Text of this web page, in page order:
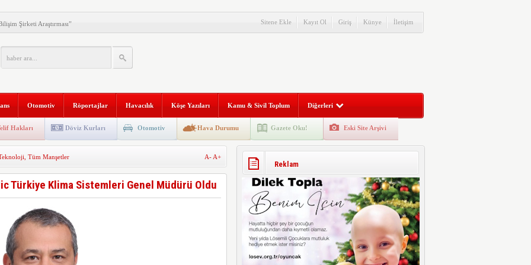
Şirketi Araştırması”
2. Defa Büyüyor
Geçti
“Aranan Mezun”
ve Kadim Eşikler” Karma
instax mini 99’un
Stratejik Ortaklık Kurdu
Temizliyor: Qrevo Curv
Sivas’ta Açtı
Sitene Ekle Kayıt Ol Giriş Künye İletişim
Otomotiv Röportajlar Havacılık Köşe Yazıları Kamu & Sivil Toplum Diğerleri
Hakları Döviz Kurları Otomotiv Hava Durumu Gazete Oku! Eski Site Arşivi
Tüm Manşetler A- A+
Türkiye Klima Sistemleri Genel Müdürü Oldu
Reklam